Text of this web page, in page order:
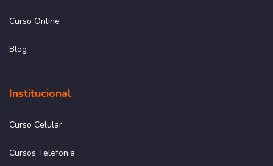
Curso Online
Blog
Institucional
Curso Celular
Cursos Telefonia